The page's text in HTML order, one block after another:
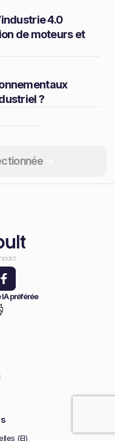
4.0
de moteurs et
?
IA préférée
(EI)